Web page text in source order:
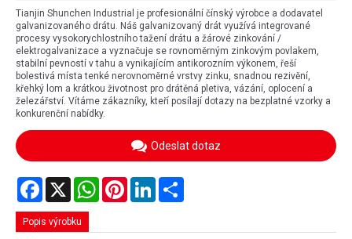
Tianjin Shunchen Industrial je profesionální čínský výrobce a dodavatel
galvanizovaného drátu. Náš galvanizovaný drát využívá integrované
procesy vysokorychlostního tažení drátu a žárové zinkování /
elektrogalvanizace a vyznačuje se rovnoměrným zinkovým povlakem,
stabilní pevností v tahu a vynikajícím antikorozním výkonem, řeší
bolestivá místa tenké nerovnoměrné vrstvy zinku, snadnou rezivění,
křehký lom a krátkou životnost pro drátěná pletiva, vázání, oplocení a
železářství. Vítáme zákazníky, kteří posílají dotazy na bezplatné vzorky a
konkurenční nabídky.
Odeslat dotaz
Facebook
X WhatsAppPinterestLinkedIn
Popis výrobku